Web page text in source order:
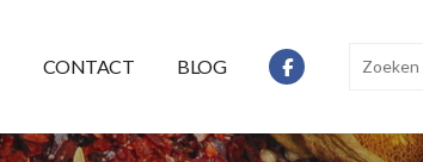
CONTACT BLOG